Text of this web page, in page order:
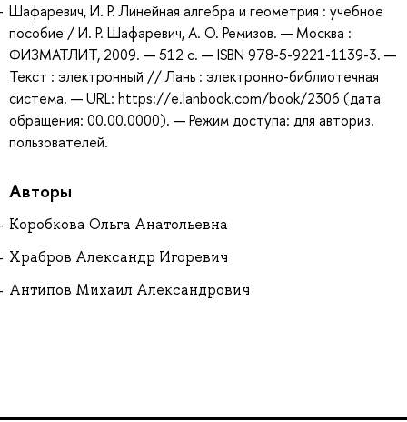
Шафаревич, И. Р. Линейная алгебра и геометрия : учебное
пособие / И. Р. Шафаревич, А. О. Ремизов. — Москва :
ФИЗМАТЛИТ, 2009. — 512 с. — ISBN 978-5-9221-1139-3. —
Текст : электронный // Лань : электронно-библиотечная
система. — URL: https://e.lanbook.com/book/2306 (дата
обращения: 00.00.0000). — Режим доступа: для авториз.
пользователей.
Авторы
Коробкова Ольга Анатольевна
Храбров Александр Игоревич
Антипов Михаил Александрович